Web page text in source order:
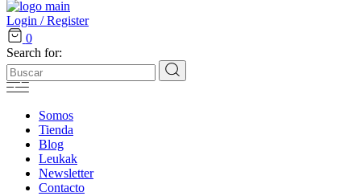
Login / Register
0
Search for:
Somos
Tienda
Blog
Leukak
Newsletter
Contacto